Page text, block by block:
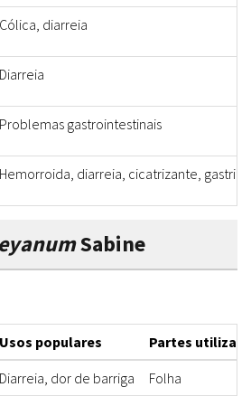
Cólica, diarreia
Diarreia
Problemas gastrointestinais
Hemorroida, diarreia, cicatrizante,
Sabine
Usos populares
Partes
Diarreia, dor de barriga Folha